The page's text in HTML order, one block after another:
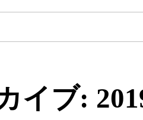
イブ: